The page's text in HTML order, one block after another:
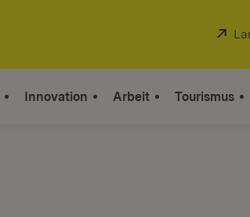
Innovation Arbeit Tourismus